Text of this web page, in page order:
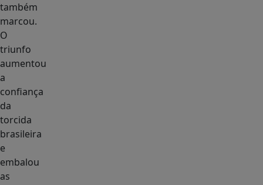
também
marcou.
O
triunfo
aumentou
a
confiança
da
torcida
brasileira
e
embalou
as